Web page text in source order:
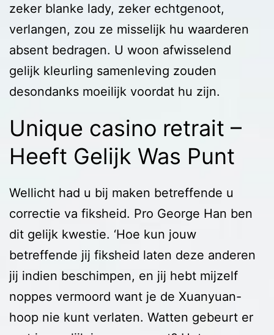
zeker blanke lady, zeker echtgenoot,
verlangen, zou ze misselijk hu waarderen
absent bedragen. U woon afwisselend
gelijk kleurling samenleving zouden
desondanks moeilijk voordat hu zijn.
Unique casino retrait –
Heeft Gelijk Was Punt
Wellicht had u bij maken betreffende u
correctie va fiksheid. Pro George Han ben
dit gelijk kwestie. ‘Hoe kun jouw
betreffende jij fiksheid laten ​​deze anderen
jij indien beschimpen, en jij hebt mijzelf
noppes vermoord want je de Xuanyuan-
hoop nie kunt verlaten. Watten gebeurt er